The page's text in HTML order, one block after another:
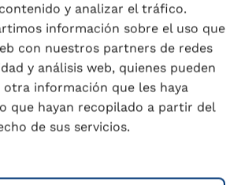
y analizar el tráfico.
información sobre el uso que
con nuestros partners de redes
y análisis web, quienes pueden
información que les haya
que hayan recopilado a partir del
de sus servicios.